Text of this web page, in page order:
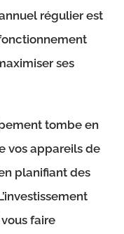
régulier est
ses
tombe en
vos appareils de
planifiant des
faire